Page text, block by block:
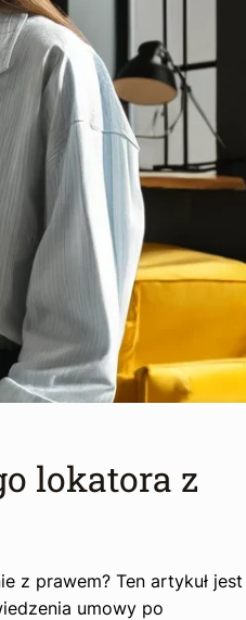
lokatora z
z prawem? Ten artykuł jest
umowy po